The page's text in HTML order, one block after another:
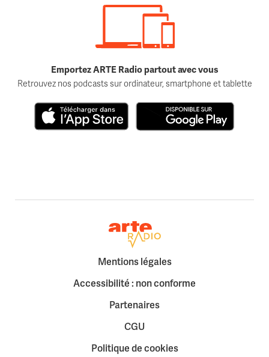
Emportez ARTE Radio partout avec vous
Retrouvez nos podcasts sur ordinateur, smartphone et tablette
Retour à la page d'accueil
Mentions légales
Accessibilité : non conforme
Partenaires
CGU
Politique de cookies